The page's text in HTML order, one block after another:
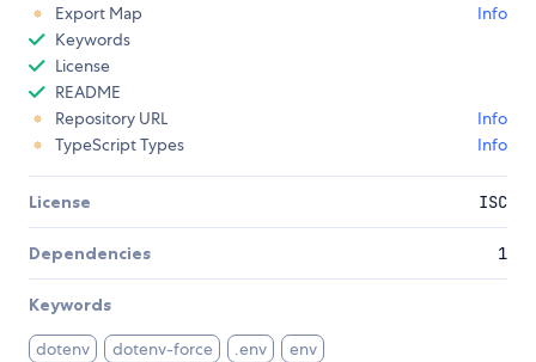
Export Map
Info
Keywords
License
README
Repository URL
Info
TypeScript Types
Info
License ISC
Dependencies 1
Keywords
dotenv dotenv-force .env env